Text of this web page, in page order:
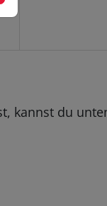
kannst du